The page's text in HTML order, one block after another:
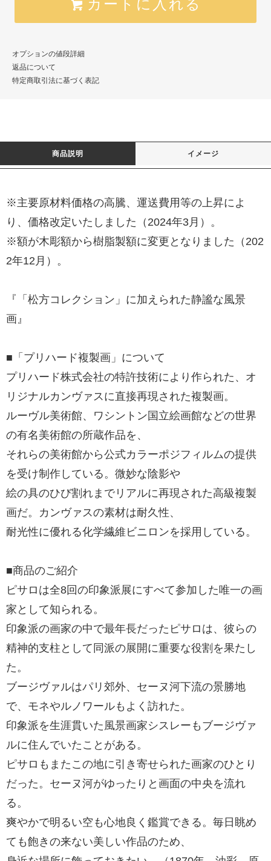
オプションの値段詳細
返品について
特定商取引法に基づく表記
商品説明 イメージ
※主要原材料価格の高騰、運送費用等の上昇によ
り、価格改定いたしました（2024年3月）。
※額が木彫額から樹脂製額に変更となりました（202
2年12月）。
『「松方コレクション」に加えられた静謐な風景
画』
■「プリハード複製画」について
プリハード株式会社の特許技術により作られた、オ
リジナルカンヴァスに直接再現された複製画。
ルーヴル美術館、ワシントン国立絵画館などの世界
の有名美術館の所蔵作品を、
それらの美術館から公式カラーポジフィルムの提供
を受け制作している。微妙な陰影や
絵の具のひび割れまでリアルに再現された高級複製
画だ。カンヴァスの素材は耐久性、
耐光性に優れる化学繊維ビニロンを採用している。
■商品のご紹介
ピサロは全8回の印象派展にすべて参加した唯一の画
家として知られる。
印象派の画家の中で最年長だったピサロは、彼らの
精神的支柱として同派の展開に重要な役割を果たし
た。
ブージヴァルはパリ郊外、セーヌ河下流の景勝地
で、モネやルノワールもよく訪れた。
印象派を生涯貫いた風景画家シスレーもブージヴァ
ルに住んでいたことがある。
ピサロもまたこの地に引き寄せられた画家のひとり
だった。セーヌ河がゆったりと画面の中央を流れ
る。
爽やかで明るい空も心地良く鑑賞できる。毎日眺め
ても飽きの来ない美しい作品のため、